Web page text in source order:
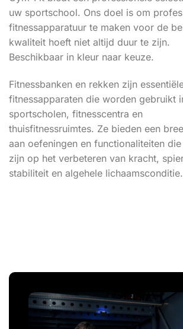
uw sportschool. Ons doel is om
fitnessapparatuur te maken voor de
kwaliteit hoeft niet altijd duur te zijn.
Beschikbaar in kleur naar keuze.
Fitnessbanken en rekken zijn
fitnessapparaten die worden gebruikt
sportscholen, fitnesscentra en
thuisfitnessruimtes. Ze bieden een
aan oefeningen en functionaliteiten
zijn op het verbeteren van kracht,
stabiliteit en algehele lichaamsconditie.